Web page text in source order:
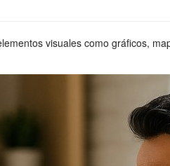
visuales como gráficos,